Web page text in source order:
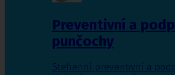
Preventivní a
punčochy
Stehenní preventivní a